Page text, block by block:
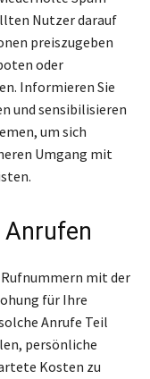
Nutzer darauf
preiszugeben
oder
Informieren Sie
und sensibilisieren
um sich
Umgang mit
mit der
für Ihre
Anrufe Teil
persönliche
Kosten zu